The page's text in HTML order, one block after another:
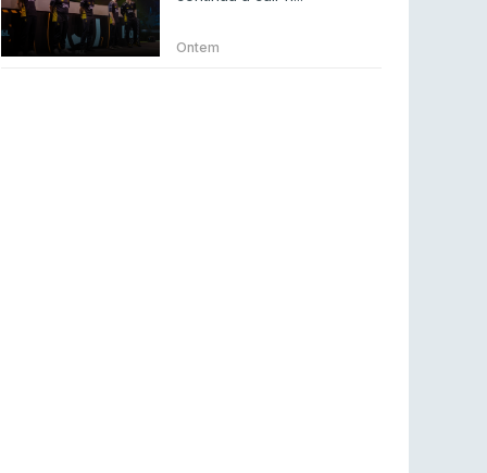
Betclic renova parceria com a RTP Arena para
a época 2026/27
Ontem